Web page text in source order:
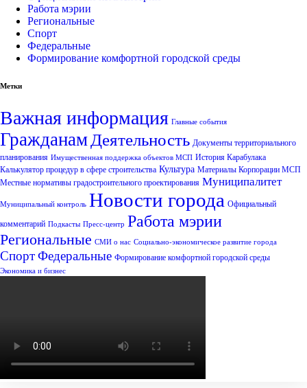
Работа мэрии
Региональные
Спорт
Федеральные
Формирование комфортной городской среды
Метки
Важная информация Главные события
Гражданам Деятельность Документы территориального
планирования Имущественная поддержка объектов МСП История Карабулака
Калькулятор процедур в сфере строительства Культура Материалы Корпорации МСП
Местные нормативы градостроительного проектирования Муниципалитет
Муниципальный контроль Новости города Официальный
комментарий Подкасты Пресс-центр Работа мэрии
Региональные СМИ о нас Социально-экономическое развитие города
СпортФедеральные Формирование комфортной городской среды
Экономика и бизнес